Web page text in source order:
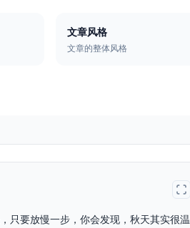
文章风格
文章的整体风格
只要放慢一步，你会发现，秋天其实很温